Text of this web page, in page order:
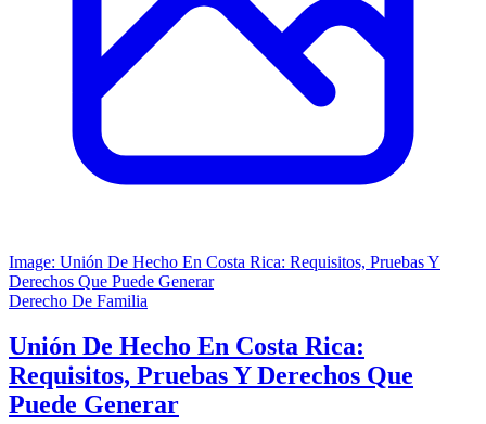
Image: Unión De Hecho En Costa Rica: Requisitos, Pruebas Y
Derechos Que Puede Generar
Derecho De Familia
Unión De Hecho En Costa Rica:
Requisitos, Pruebas Y Derechos Que
Puede Generar